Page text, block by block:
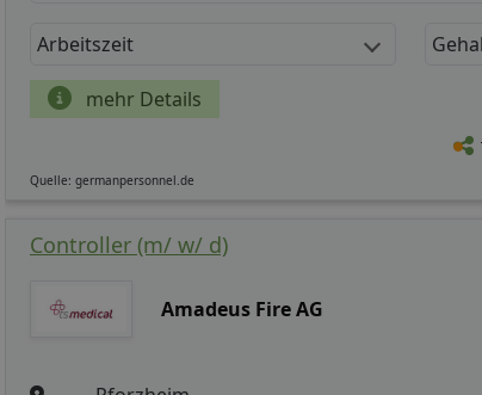
Arbeitszeit
mehr Details
Quelle: germanpersonnel.de
Controller (m/ w/ d)
Amadeus Fire AG